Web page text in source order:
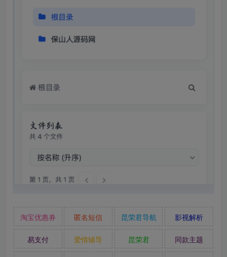
淘宝优惠券 匿名短信 昆荣君导航 影视解析
易支付 爱情辅导 昆荣君 同款主题